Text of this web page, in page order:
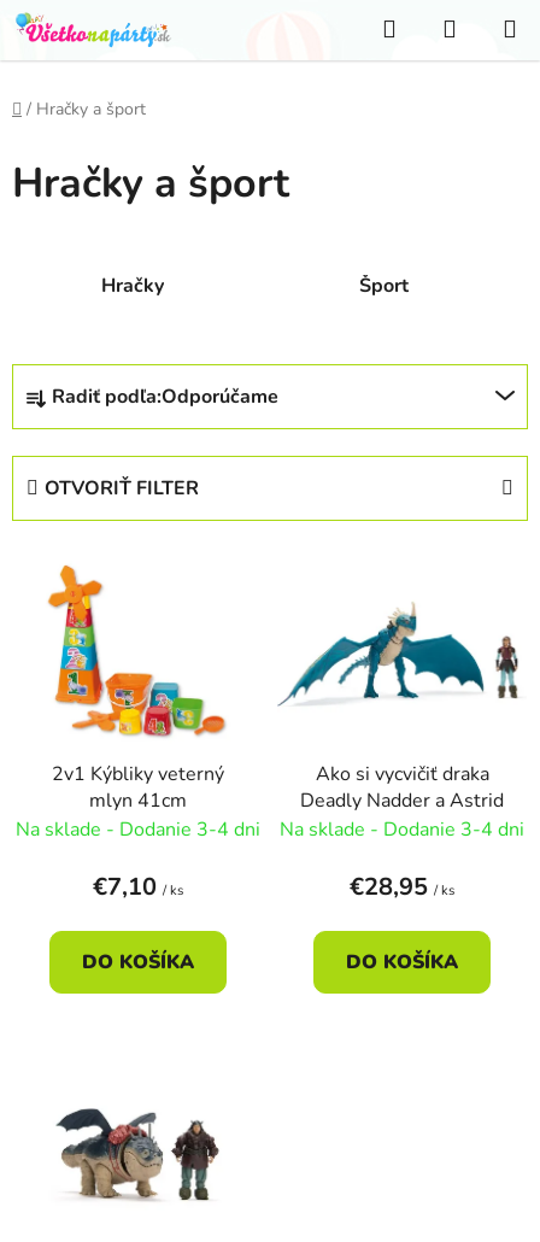
Prejsť
na
obsah
Hľadať
KOŠÍK
Domov
/ Hračky a šport
Hračky a šport
Hračky Šport
R
d
o
v
Radiť podľa:Odporúčame
OTVORIŤ FILTER
d
u
2v1 Kýbliky veterný
mlyn 41cm
Na sklade - Dodanie 3-4 dni
€7,10 / ks
DO KOŠÍKA
Ako si vycvičiť draka
Deadly Nadder a Astrid
Na sklade - Dodanie 3-4 dni
€28,95 / ks
DO KOŠÍKA